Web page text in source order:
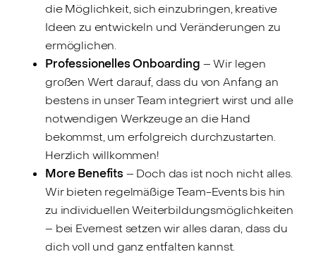
die Möglichkeit, sich einzubringen, kreative
Ideen zu entwickeln und Veränderungen zu
ermöglichen.
Professionelles Onboarding – Wir legen
großen Wert darauf, dass du von Anfang an
bestens in unser Team integriert wirst und alle
notwendigen Werkzeuge an die Hand
bekommst, um erfolgreich durchzustarten.
Herzlich willkommen!
More Benefits – Doch das ist noch nicht alles.
Wir bieten regelmäßige Team-Events bis hin
zu individuellen Weiterbildungsmöglichkeiten
– bei Evernest setzen wir alles daran, dass du
dich voll und ganz entfalten kannst.